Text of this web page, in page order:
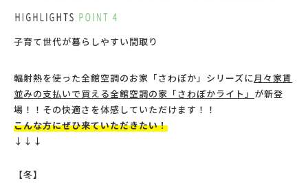
子育て世代が暮らしやすい間取り
輻射熱を使った全館空調のお家「さわぽか」シリーズに月々家賃
並みの支払いで買える全館空調の家「さわぽかライト」 が新登
場！！その快適さを体感していただけます！！
こんな方にぜひ来ていただきたい！
↓↓↓
【冬】